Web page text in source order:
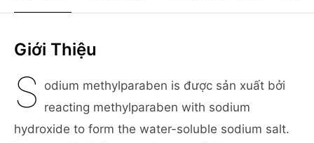
Giới Thiệu
S odium methylparaben is được sản xuất bởi
reacting methylparaben with sodium
hydroxide to form the water-soluble sodium salt.